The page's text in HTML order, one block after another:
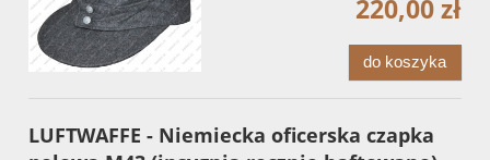
220,00 zł
do koszyka
LUFTWAFFE - Niemiecka oficerska czapka